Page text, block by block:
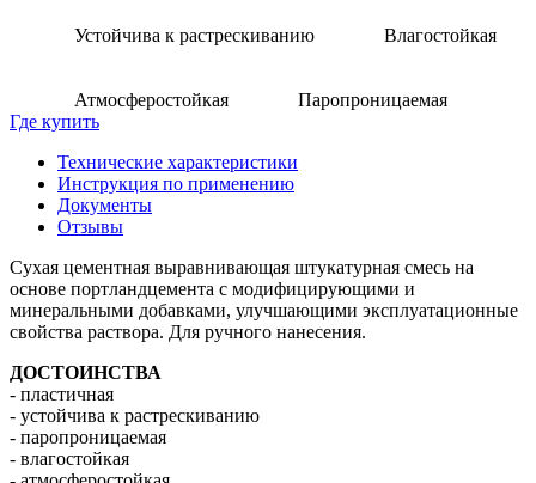
Устойчива к растрескиванию Влагостойкая
Атмосферостойкая
Паропроницаемая
Где купить
Технические характеристики
Инструкция по применению
Документы
Отзывы
Сухая цементная выравнивающая штукатурная смесь на
основе портландцемента с модифицирующими и
минеральными добавками, улучшающими эксплуатационные
свойства раствора. Для ручного нанесения.
ДОСТОИНСТВА
- пластичная
- устойчива к растрескиванию
- паропроницаемая
- влагостойкая